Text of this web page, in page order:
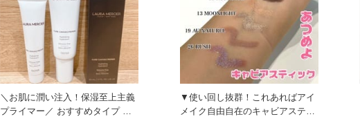
＼お肌に潤い注入！保湿至上主義
プライマー／ おすすめタイプ ☆
▼使い回し抜群！これあればアイ
メイク自由自在のキャビアスティ